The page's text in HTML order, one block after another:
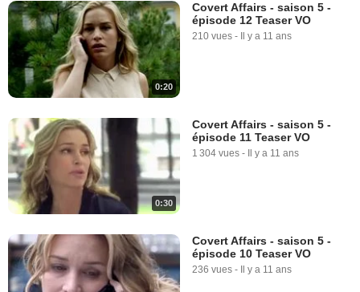
0:20
Covert Affairs - saison 5 -
épisode 12 Teaser VO
210 vues - Il y a 11 ans
0:30
Covert Affairs - saison 5 -
épisode 11 Teaser VO
1 304 vues - Il y a 11 ans
Covert Affairs - saison 5 -
épisode 10 Teaser VO
236 vues - Il y a 11 ans